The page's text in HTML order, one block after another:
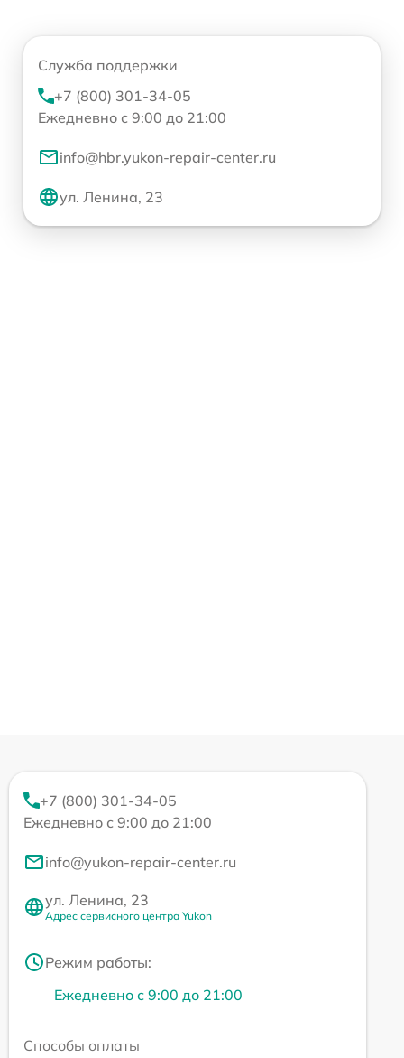
Служба поддержки
+7 (800) 301-34-05
Ежедневно с 9:00 до 21:00
info@hbr.yukon-repair-center.ru
ул. Ленина, 23
+7 (800) 301-34-05
Ежедневно с 9:00 до 21:00
info@yukon-repair-center.ru
ул. Ленина, 23
Адрес сервисного центра Yukon
Режим работы:
Ежедневно с 9:00 до 21:00
Способы оплаты